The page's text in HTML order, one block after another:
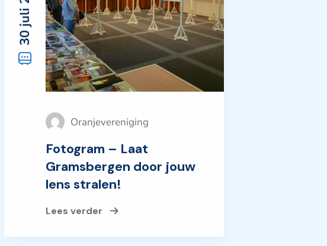
Oranjevereniging
Fotogram – Laat
Gramsbergen door jouw
lens stralen!
Lees verder